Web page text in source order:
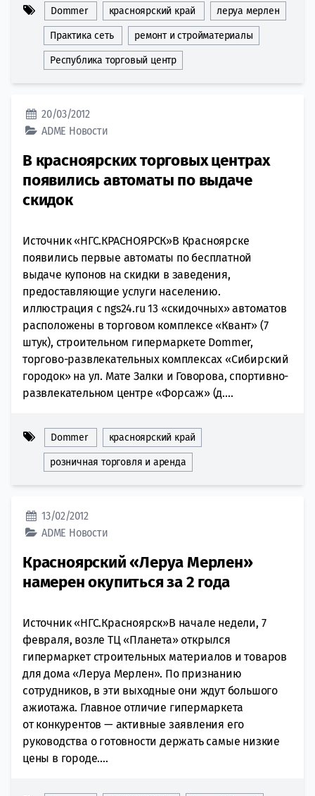
Dommer красноярский край леруа мерлен
Практика сеть ремонт и стройматериалы
Республика торговый центр
20/03/2012
ADME Новости
В красноярских торговых центрах
появились автоматы по выдаче
скидок
Источник «НГС.КРАСНОЯРСК»В Красноярске
появились первые автоматы по бесплатной
выдаче купонов на скидки в заведения,
предоставляющие услуги населению.
иллюстрация с ngs24.ru 13 «скидочных» автоматов
расположены в торговом комплексе «Квант» (7
штук), строительном гипермаркете Dommer,
торгово-развлекательных комплексах «Сибирский
городок» на ул. Мате Залки и Говорова, спортивно-
развлекательном центре «Форсаж» (д....
Dommer красноярский край
розничная торговля и аренда
13/02/2012
ADME Новости
Красноярский «Леруа Мерлен»
намерен окупиться за 2 года
Источник «НГС.Красноярск»В начале недели, 7
февраля, возле ТЦ «Планета» открылся
гипермаркет строительных материалов и товаров
для дома «Леруа Мерлен». По признанию
сотрудников, в эти выходные они ждут большого
ажиотажа. Главное отличие гипермаркета
от конкурентов — активные заявления его
руководства о готовности держать самые низкие
цены в городе....